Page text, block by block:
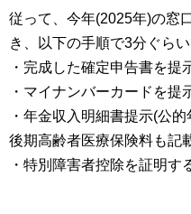
従って、今年(2025年)の窓
き、以下の手順で3分ぐら
・完成した確定申告書を提
・マイナンバーカードを提
・年金収入明細書提示(公
後期高齢者医療保険料も記
・特別障害者控除を証明す